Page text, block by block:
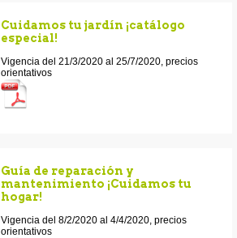
Cuidamos tu jardín ¡catálogo
especial!
Vigencia del 21/3/2020 al 25/7/2020, precios
orientativos
Guía de reparación y
mantenimiento ¡Cuidamos tu
hogar!
Vigencia del 8/2/2020 al 4/4/2020, precios
orientativos